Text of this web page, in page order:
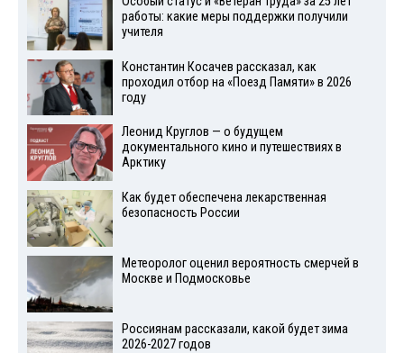
работы: какие меры поддержки получили
учителя
Константин Косачев рассказал, как
проходил отбор на «Поезд Памяти» в 2026
году
Леонид Круглов — о будущем
документального кино и путешествиях в
Арктику
Как будет обеспечена лекарственная
безопасность России
Метеоролог оценил вероятность смерчей в
Москве и Подмосковье
Россиянам рассказали, какой будет зима
2026-2027 годов